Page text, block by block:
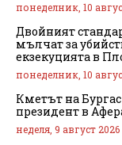
понеделник, 10
Двойният
мълчат за
екзекуцията в
понеделник, 10
Кметът на
президент в
неделя, 9 август 2026